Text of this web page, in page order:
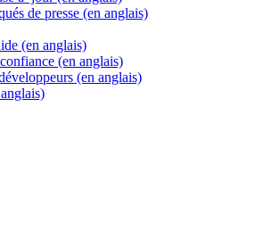
de presse (en anglais)
(en anglais)
(en anglais)
(en anglais)